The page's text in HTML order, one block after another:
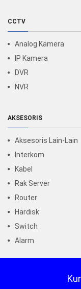
CCTV
Analog Kamera
IP Kamera
DVR
NVR
AKSESORIS
Aksesoris Lain-Lain
Interkom
Kabel
Rak Server
Router
Hardisk
Switch
Alarm